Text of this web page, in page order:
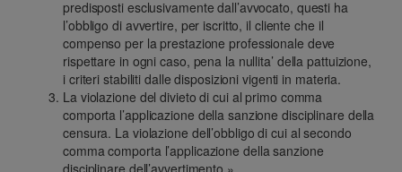
predisposti esclusivamente dall’avvocato, questi ha
l’obbligo di avvertire, per iscritto, il cliente che il
compenso per la prestazione professionale deve
rispettare in ogni caso, pena la nullita’ della pattuizione,
i criteri stabiliti dalle disposizioni vigenti in materia.
La violazione del divieto di cui al primo comma
comporta l’applicazione della sanzione disciplinare della
censura. La violazione dell’obbligo di cui al secondo
comma comporta l’applicazione della sanzione
disciplinare dell’avvertimento.»